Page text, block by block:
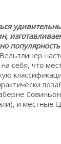
себя, что
и местные